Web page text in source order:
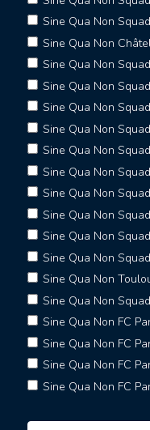
Sine Qua Non
Sine Qua Non
Sine Qua Non
Sine Qua Non
Sine Qua Non
Sine Qua Non
Sine Qua Non
Sine Qua Non
Sine Qua Non
Sine Qua Non
Sine Qua Non
Sine Qua Non
Sine Qua Non
Sine Qua Non
Sine Qua Non FC
Sine Qua Non FC
Sine Qua Non FC
Sine Qua Non FC